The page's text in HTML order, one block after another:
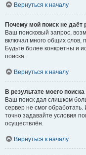
Вернуться к началу
Почему мой поиск не даёт
Ваш поисковый запрос,
включал много общих слов,
Будьте более конкретны и
поиска.
Вернуться к началу
В результате моего
Ваш поиск дал слишком
сервер не смог
точно задавайте условия
осуществлён.
Вернуться к началу